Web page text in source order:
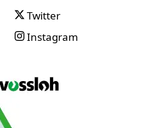
Twitter
Instagram